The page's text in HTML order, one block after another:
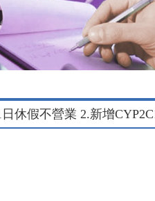
休假不營業 2.新增